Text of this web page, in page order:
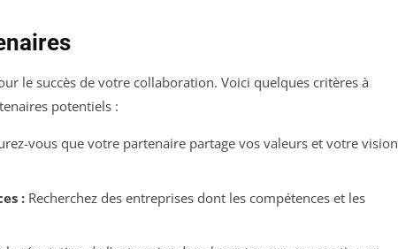
le succès de votre collaboration. Voici quelques critères à
potentiels :
vous que votre partenaire partage vos valeurs et votre vision
:Recherchez des entreprises dont les compétences et les